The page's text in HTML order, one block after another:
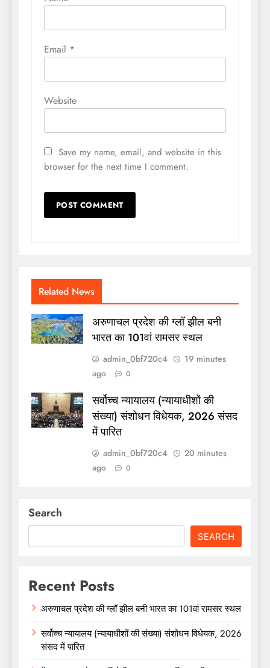
Email *
Website
Save my name, email, and website in this
browser for the next time I comment.
Related News
अरुणाचल प्रदेश की ग्लॉ झील बनी
भारत का 101वां रामसर स्थल
admin_0bf720c4
19 minutes
ago
0
सर्वोच्च न्यायालय (न्यायाधीशों की
संख्या) संशोधन विधेयक, 2026 संसद
में पारित
admin_0bf720c4
20 minutes
ago
0
Search
SEARCH
Recent Posts
अरुणाचल प्रदेश की ग्लॉ झील बनी भारत का 101वां रामसर स्थल
सर्वोच्च न्यायालय (न्यायाधीशों की संख्या) संशोधन विधेयक, 2026
संसद में पारित